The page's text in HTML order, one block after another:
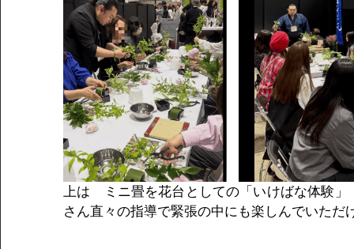
上は　ミニ畳を花台としての「いけばな体験
さん直々の指導で緊張の中にも楽しんでいただ